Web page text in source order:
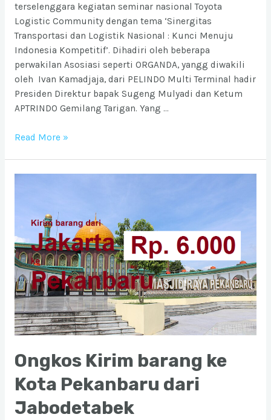
terselenggara kegiatan seminar nasional Toyota
Logistic Community dengan tema ‘Sinergitas
Transportasi dan Logistik Nasional : Kunci Menuju
Indonesia Kompetitif’. Dihadiri oleh beberapa
perwakilan Asosiasi seperti ORGANDA, yangg diwakili
oleh Ivan Kamadjaja, dari PELINDO Multi Terminal hadir
Presiden Direktur bapak Sugeng Mulyadi dan Ketum
APTRINDO Gemilang Tarigan. Yang …
Seminar
Read More »
Ongkos Kirim barang ke
Kota Pekanbaru dari
Jabodetabek